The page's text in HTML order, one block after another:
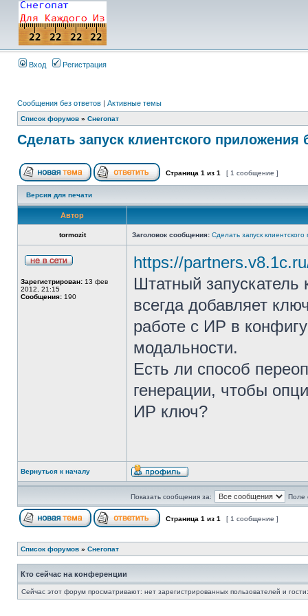
Вход Регистрация
Сообщения без ответов | Активные темы
Список форумов » Снегопат
Cделать запуск клиентского приложения
Страница 1 из 1 [ 1 сообщение ]
Версия для печати
Автор
tormozit Заголовок сообщения: Cделать запуск
Зарегистрирован: 13 фев
2012, 21:15
Сообщения: 190
https://
Штатный запускатель
всегда добавляет
работе с ИР в
модальности.
Есть ли способ
генерации, чтобы
ИР ключ?
Вернуться к началу
Показать сообщения за: Поле
Страница 1 из 1 [ 1 сообщение ]
Список форумов » Снегопат
Кто сейчас на конференции
Сейчас этот форум просматривают: нет зарегистрированных пользователей и